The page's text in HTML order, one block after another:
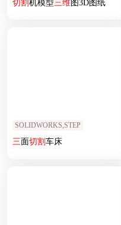
切割机模型三维图3D图纸
SOLIDWORKS,STEP
三面切割车床